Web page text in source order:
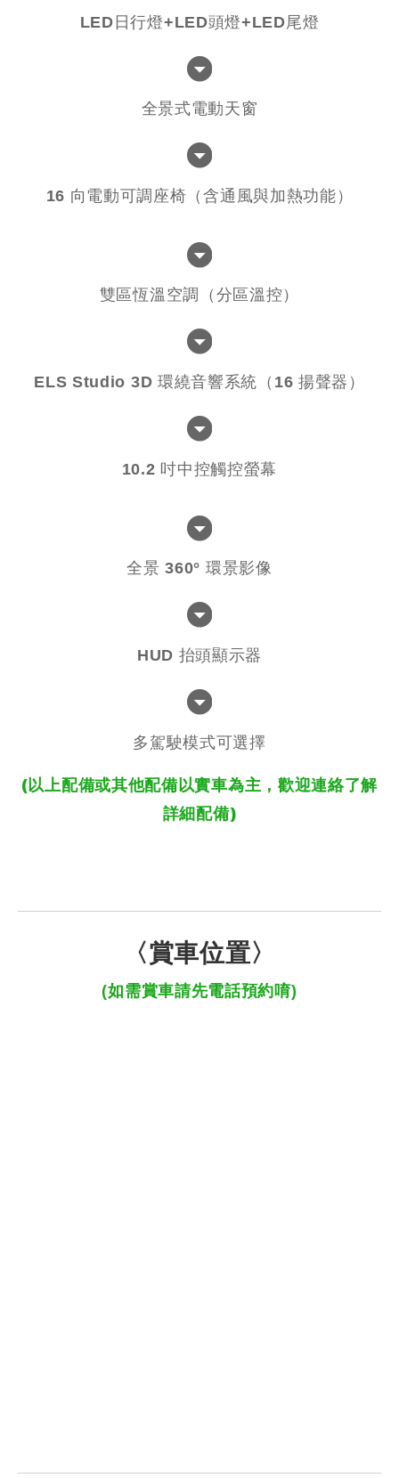
LED日行燈+LED頭燈+LED尾燈
全景式電動天窗
16 向電動可調座椅（含通風與加熱功能）
雙區恆溫空調（分區溫控）
ELS Studio 3D 環繞音響系統（16 揚聲器）
10.2 吋中控觸控螢幕
全景 360° 環景影像
HUD 抬頭顯示器
多駕駛模式可選擇
(以上配備或其他配備以實車為主，歡迎連絡了解
詳細配備)
〈賞車位置〉
(如需賞車請先電話預約唷)